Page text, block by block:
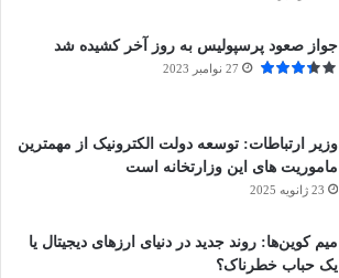
جواز صعود پرسپولیس به روز آخر کشیده شد
27 نوامبر 2023
وزیر ارتباطات: توسعه دولت الکترونیک از مهمترین
ماموریت های این وزارتخانه است
23 ژانویه 2025
میم کوین‌ها: روند جدید در دنیای ارزهای دیجیتال یا
یک حباب خطرناک؟